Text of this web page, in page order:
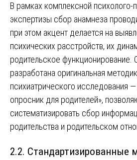
В рамках комплексной психолого-
экспертизы сбор анамнеза
при этом акцент делается на
психических расстройств, их
родительское функционирование.
разработана оригинальная
психиатрического исследования
опросник для родителей»,
систематизировать сбор
родительства и родительском
2.2. Стандартизированные